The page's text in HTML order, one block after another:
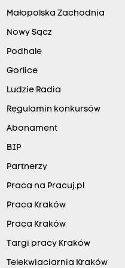
Małopolska Zachodnia
Nowy Sącz
Podhale
Gorlice
Ludzie Radia
Regulamin konkursów
Abonament
BIP
Partnerzy
Praca na Pracuj.pl
Praca Kraków
Praca Kraków
Targi pracy Kraków
Telekwiaciarnia Kraków